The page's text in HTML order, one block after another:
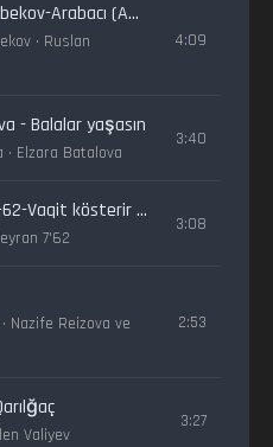
Ruslan Arslanbekov-Arabacı (Aşıq oğlan)
• Ruslan
4:09
- Balalar yaşasın
• Elzara Batalova
3:40
SEYRAN7--39-62-Vaqit kösterir -JAMDEEN ile-
7'62
3:08
Nazife Reizova ve
2:53
Valiyev
3:27